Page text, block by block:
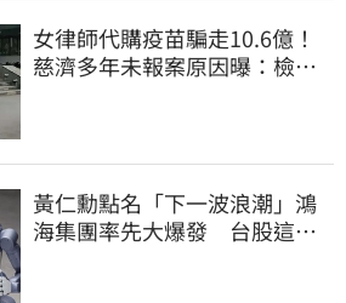
女律師代購疫苗騙走10.6億！
慈濟多年未報案原因曝：檢警
黃仁勳點名「下一波浪潮」鴻
海集團率先大爆發 台股這族